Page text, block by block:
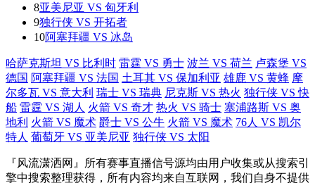
8亚美尼亚 VS 匈牙利
9独行侠 VS 开拓者
10阿塞拜疆 VS 冰岛
哈萨克斯坦 VS 比利时 雷霆 VS 勇士 波兰 VS 荷兰 卢森堡 VS
德国 阿塞拜疆 VS 法国 土耳其 VS 保加利亚 雄鹿 VS 黄蜂 摩
尔多瓦 VS 意大利 瑞士 VS 瑞典 尼克斯 VS 热火 独行侠 VS 快
船 雷霆 VS 湖人 火箭 VS 奇才 热火 VS 骑士 塞浦路斯 VS 奥
地利 火箭 VS 魔术 爵士 VS 公牛 火箭 VS 魔术 76人 VS 凯尔
特人 葡萄牙 VS 亚美尼亚 独行侠 VS 太阳
『风流潇洒网』所有赛事直播信号源均由用户收集或从搜索引
擎中搜索整理获得，所有内容均来自互联网，我们自身不提供